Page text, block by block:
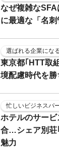
なぜ複雑な
に最適な「名
選ばれる企業にな
東京都｢HTT取
境配慮時代を
忙しいビジネスパ
ホテルのサー
合…シェア別荘
魅力